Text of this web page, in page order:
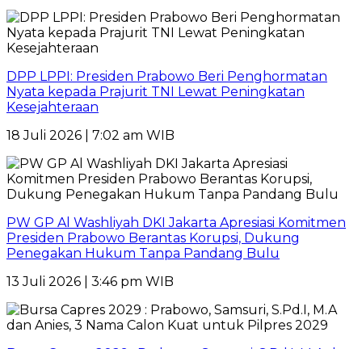
DPP LPPI: Presiden Prabowo Beri Penghormatan
Nyata kepada Prajurit TNI Lewat Peningkatan
Kesejahteraan
18 Juli 2026 | 7:02 am WIB
PW GP Al Washliyah DKI Jakarta Apresiasi Komitmen
Presiden Prabowo Berantas Korupsi, Dukung
Penegakan Hukum Tanpa Pandang Bulu
13 Juli 2026 | 3:46 pm WIB